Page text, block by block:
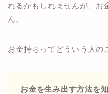
れるかもしれませんが、お
ん。
お金持ちってどういう人の
お金を生み出す方法を